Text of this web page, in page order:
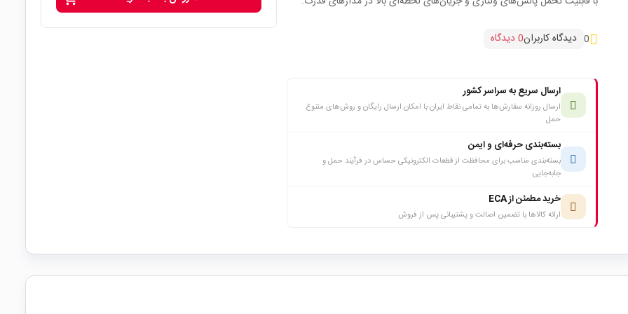
0 دیدگاه کاربران0 دیدگاه
ارسال سریع به سراسر کشور
ارسال روزانه سفارش‌ها به تمامی نقاط ایران با امکان ارسال رایگان و روش‌های متنوع
حمل
بسته‌بندی حرفه‌ای و ایمن
بسته‌بندی مناسب برای محافظت از قطعات الکترونیکی حساس در فرآیند حمل و
جابه‌جایی
خرید مطمئن از ECA
ارائه کالاها با تضمین اصالت و پشتیبانی پس از فروش